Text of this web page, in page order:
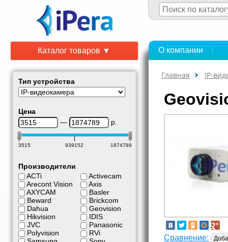
Каталог товаров ▼
Тип устройства
Цена
—
р.
3515 939152 1874789
Производители
ACTi
Arecont Vision
AXYCAM
Beward
Dahua
Hikvision
JVC
Polyvision
Activecam
Axis
Basler
Brickcom
Geovision
IDIS
Panasonic
RVi
О компании
Главная IP-
Сравнение: